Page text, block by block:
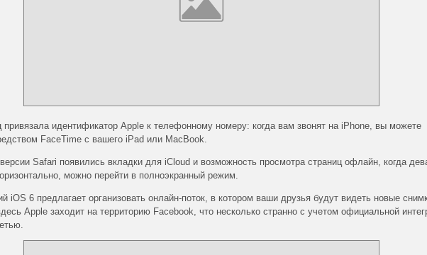
привязала идентификатор Apple к телефонному номеру: когда вам звонят на iPhone, вы можете
FaceTime с вашего iPad или MacBook.
Safari появились вкладки для iCloud и возможность просмотра страниц офлайн, когда
можно перейти в полноэкранный режим.
iOS 6 предлагает организовать онлайн-поток, в котором ваши друзья будут видеть новые
Apple заходит на территорию Facebook, что несколько странно с учетом официальной